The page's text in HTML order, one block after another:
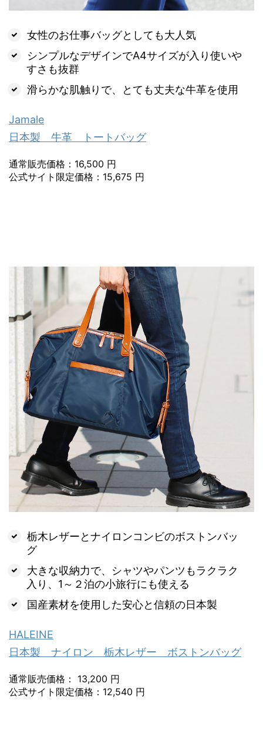
女性のお仕事バッグとしても大人気
シンプルなデザインでA4サイズが入り使いや
すさも抜群
滑らかな肌触りで、とても丈夫な牛革を使用
Jamale
日本製 牛革 トートバッグ
通常販売価格：16,500 円
公式サイト限定価格：15,675 円
栃木レザーとナイロンコンビのボストンバッ
グ
大きな収納力で、シャツやパンツもラクラク
入り、1～２泊の小旅行にも使える
国産素材を使用した安心と信頼の日本製
HALEINE
日本製 ナイロン 栃木レザー ボストンバッグ
通常販売価格： 13,200 円
公式サイト限定価格：12,540 円